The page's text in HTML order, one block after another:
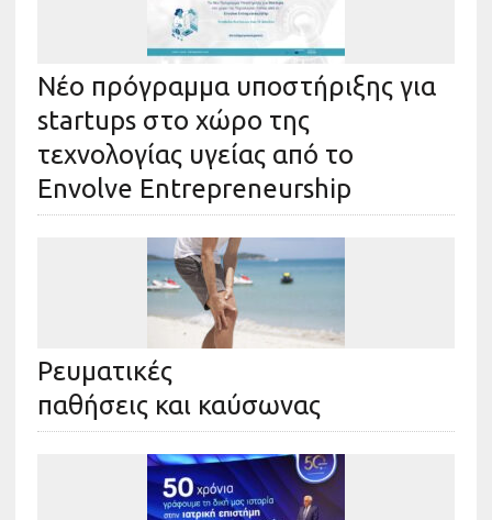
Νέο πρόγραμμα υποστήριξης για
startups στο χώρο της
τεχνολογίας υγείας από το
Envolve Entrepreneurship
Ρευματικές
παθήσεις και καύσωνας